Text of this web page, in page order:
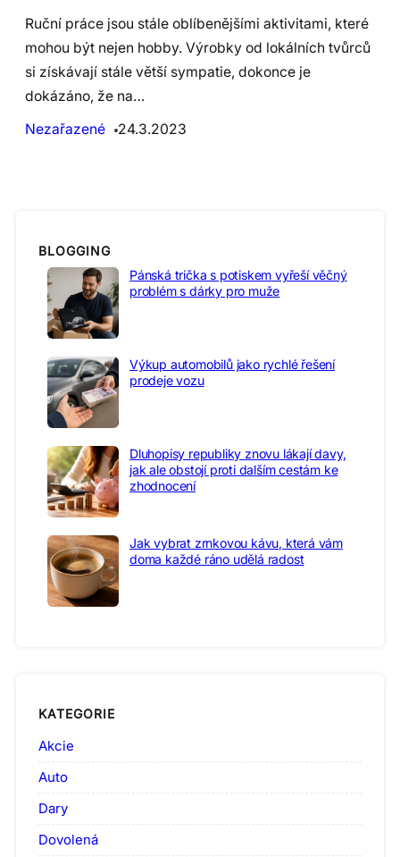
Ruční práce jsou stále oblíbenějšími aktivitami, které
mohou být nejen hobby. Výrobky od lokálních tvůrců
si získávají stále větší sympatie, dokonce je
dokázáno, že na…
Nezařazené
24.3.2023
BLOGGING
Pánská trička s potiskem vyřeší věčný
problém s dárky pro muže
Výkup automobilů jako rychlé řešení
prodeje vozu
Dluhopisy republiky znovu lákají davy,
jak ale obstojí proti dalším cestám ke
zhodnocení
Jak vybrat zrnkovou kávu, která vám
doma každé ráno udělá radost
KATEGORIE
Akcie
Auto
Dary
Dovolená